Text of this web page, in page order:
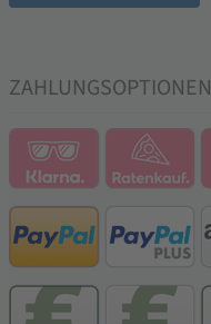
ZAHLUNGSOPTIONEN